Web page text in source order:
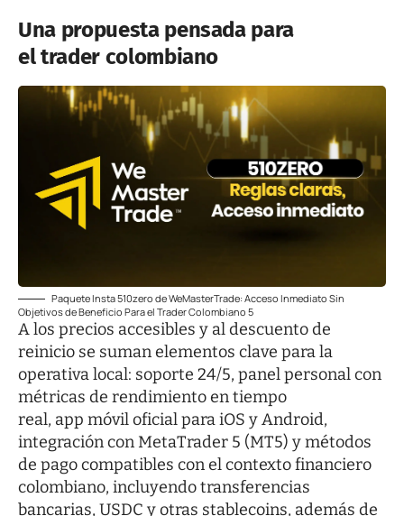
Una propuesta pensada para
el trader colombiano
Paquete Insta 510zero de WeMasterTrade: Acceso Inmediato Sin
Objetivos de Beneficio Para el Trader Colombiano 5
A los precios accesibles y al descuento de
reinicio se suman elementos clave para la
operativa local: soporte 24/5, panel personal con
métricas de rendimiento en tiempo
real, app móvil oficial para iOS y Android,
integración con MetaTrader 5 (MT5) y métodos
de pago compatibles con el contexto financiero
colombiano, incluyendo transferencias
bancarias, USDC y otras stablecoins, además de